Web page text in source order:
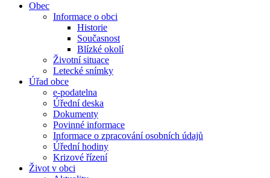
Obec
Informace o obci
Historie
Současnost
Blízké okolí
Životní situace
Letecké snímky
Úřad obce
e-podatelna
Úřední deska
Dokumenty
Povinné informace
Informace o zpracování osobních údajů
Úřední hodiny
Krizové řízení
Život v obci